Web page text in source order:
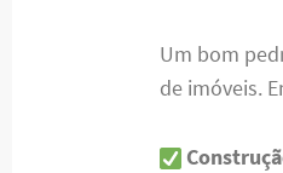
Um bom
de imóveis.